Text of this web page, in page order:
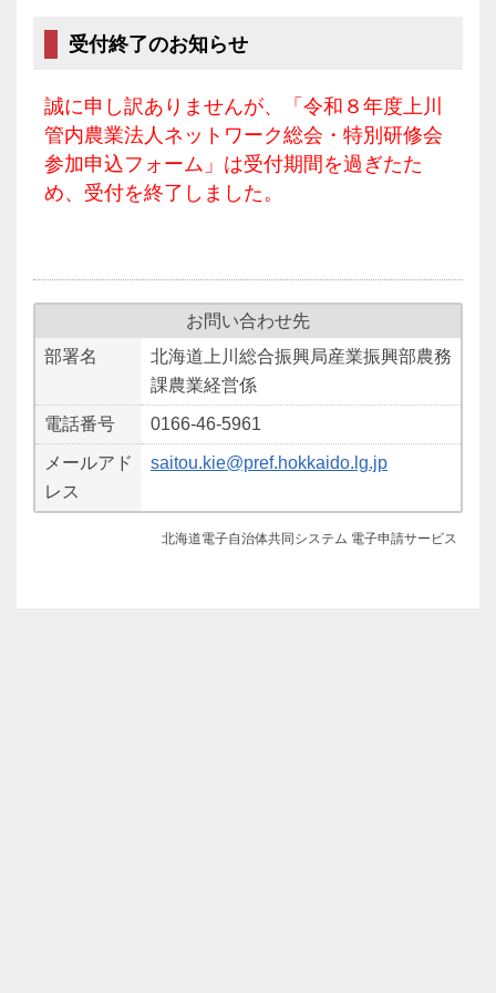
受付終了のお知らせ
誠に申し訳ありませんが、「令和８年度上川
管内農業法人ネットワーク総会・特別研修会
参加申込フォーム」は受付期間を過ぎたた
め、受付を終了しました。
お問い合わせ先
部署名
北海道上川総合振興局産業振興部農務
課農業経営係
電話番号 0166-46-5961
メールアド
レス
saitou.kie@pref.hokkaido.lg.jp
北海道電子自治体共同システム 電子申請サービス